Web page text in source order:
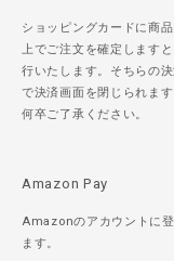
ショッピングカードに商
上でご注文を確定します
行いたします。そちらの
で決済画面を閉じられま
何卒ご了承ください。
Amazon Pay
Amazonのアカウントに
ます。